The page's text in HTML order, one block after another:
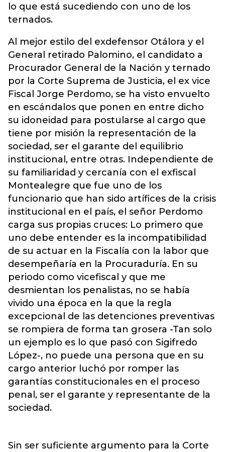
lo que está sucediendo con uno de los
ternados.
Al mejor estilo del exdefensor Otálora y el
General retirado Palomino, el candidato a
Procurador General de la Nación y ternado
por la Corte Suprema de Justicia, el ex vice
Fiscal Jorge Perdomo, se ha visto envuelto
en escándalos que ponen en entre dicho
su idoneidad para postularse al cargo que
tiene por misión la representación de la
sociedad, ser el garante del equilibrio
institucional, entre otras. Independiente de
su familiaridad y cercanía con el exfiscal
Montealegre que fue uno de los
funcionario que han sido artífices de la crisis
institucional en el país, el señor Perdomo
carga sus propias cruces: Lo primero que
uno debe entender es la incompatibilidad
de su actuar en la Fiscalía con la labor que
desempeñaría en la Procuraduría. En su
periodo como vicefiscal y que me
desmientan los penalistas, no se había
vivido una época en la que la regla
excepcional de las detenciones preventivas
se rompiera de forma tan grosera -Tan solo
un ejemplo es lo que pasó con Sigifredo
López-, no puede una persona que en su
cargo anterior luchó por romper las
garantías constitucionales en el proceso
penal, ser el garante y representante de la
sociedad.
Sin ser suficiente argumento para la Corte